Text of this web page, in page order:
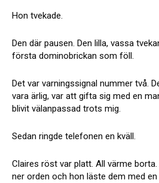
Hon tvekade.
Den där pausen. Den lilla, vassa
första dominobrickan som föll.
Det var varningssignal nummer två.
vara ärlig, var att gifta sig med en
blivit välanpassad trots mig.
Sedan ringde telefonen en kväll.
Claires röst var platt. All värme
ner orden och hon läste dem med